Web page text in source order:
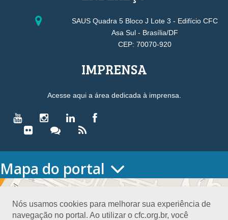
Nós usamos cookies para melhorar sua experiência de
navegação no portal. Ao utilizar o cfc.org.br, você
SAUS Quadra 5 Bloco J Lote 3 - Edifício CFC
Asa Sul - Brasília/DF
CEP: 70070-920
IMPRENSA
Acesse aqui a área dedicada à imprensa.
Mapa do portal
HOME
Conselho Diretor
Nossa Sede